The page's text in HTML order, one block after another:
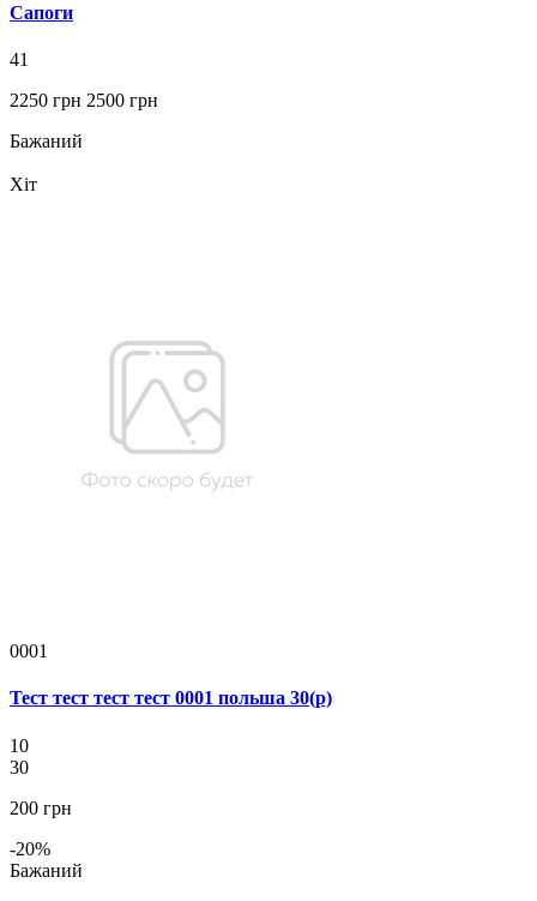
Сапоги
41
2250 грн 2500 грн
Бажаний
Хіт
0001
Тест тест тест тест 0001 польша 30(р)
10
30
200 грн
-20%
Бажаний